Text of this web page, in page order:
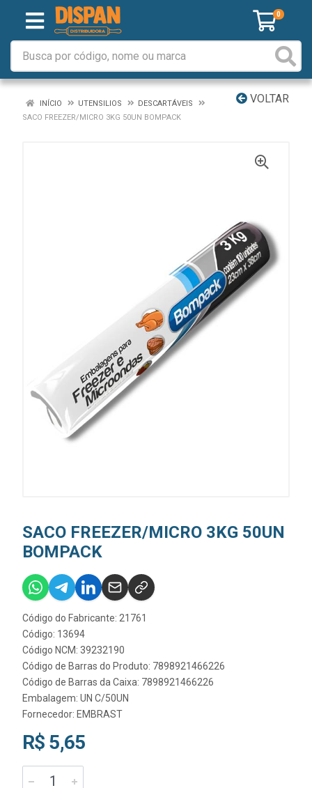
0
VOLTAR
INÍCIO UTENSILIOS
DESCARTÁVEIS
SACO FREEZER/MICRO 3KG 50UN BOMPACK
SACO FREEZER/MICRO 3KG 50UN
BOMPACK
Código do Fabricante: 21761
Código: 13694
Código NCM: 39232190
Código de Barras do Produto: 7898921466226
Código de Barras da Caixa: 7898921466226
Embalagem: UN C/50UN
Fornecedor: EMBRAST
R$ 5,65